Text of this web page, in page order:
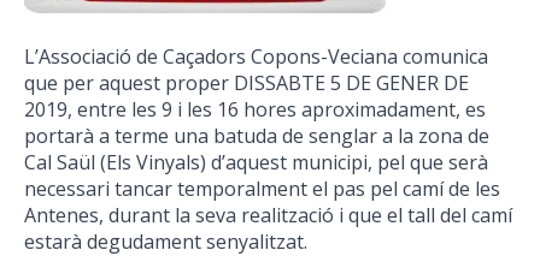
L’Associació de Caçadors Copons-Veciana comunica
que per aquest proper DISSABTE 5 DE GENER DE
2019, entre les 9 i les 16 hores aproximadament, es
portarà a terme una batuda de senglar a la zona de
Cal Saül (Els Vinyals) d’aquest municipi, pel que serà
necessari tancar temporalment el pas pel camí de les
Antenes, durant la seva realització i que el tall del camí
estarà degudament senyalitzat.